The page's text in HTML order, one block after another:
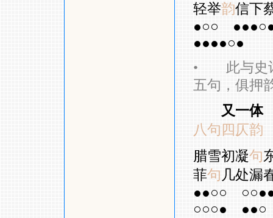
轻举韵信下
●○○
●●●●○●
• 此与史词
五句，俱押
又一体
八句四仄韵
腊雪初凝句
菲句 几处漏
●●○○
○○○●
●●○